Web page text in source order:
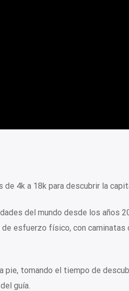
4k a 18k para descubrir la
del mundo desde los años
esfuerzo físico, con caminatas
pie, tomando el tiempo de
guía.